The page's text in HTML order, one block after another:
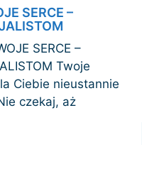
SERCE –
SERCE –
Twoje
Ciebie nieustannie
czekaj, aż